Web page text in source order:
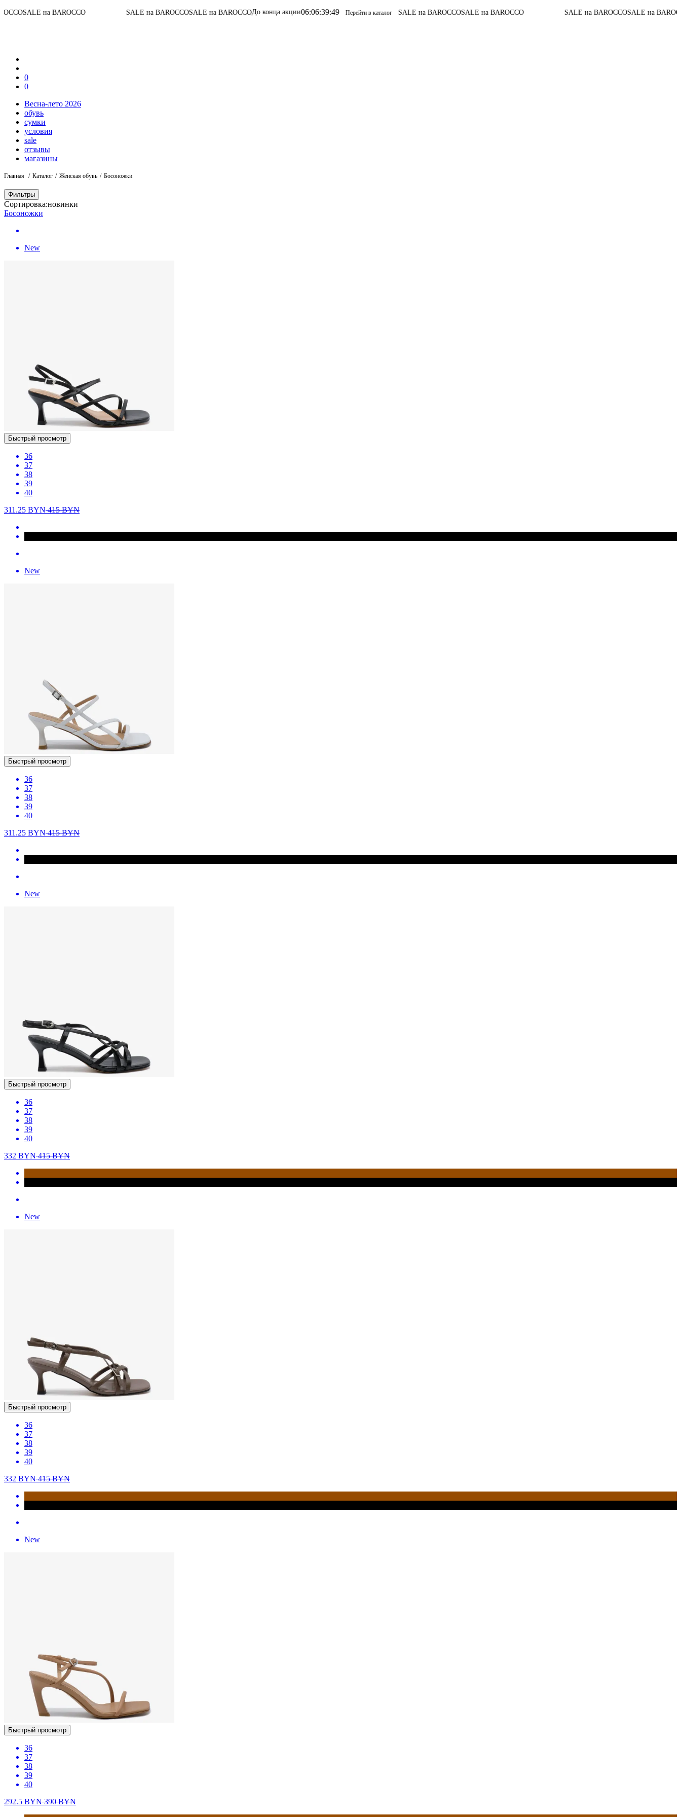
на BAROCCO SALE на BAROCCOSALE на BAROCCOДо конца акции06:06:39:49 Перейти в каталог SALE на BAROCCOSALE на BAROCCO SALE на BAROCCOSALE на BAROCCOДо
0
0
Весна-лето 2026
обувь
сумки
условия
sale
отзывы
магазины
Главная Каталог Женская обувь Босоножки
Фильтры
Сортировка:новинки
Босоножки
New
Быстрый просмотр
36
37
38
39
40
311.25 BYN415BYN
New
Быстрый просмотр
36
37
38
39
40
311.25 BYN415BYN
New
Быстрый просмотр
36
37
38
39
40
332 BYN415BYN
New
Быстрый просмотр
36
37
38
39
40
332 BYN415BYN
New
Быстрый просмотр
36
37
38
39
40
292.5 BYN390BYN